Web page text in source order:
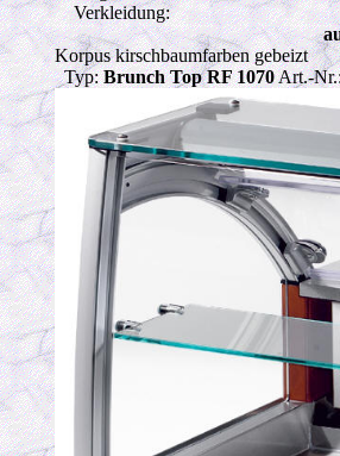
Verkleidung:
Korpus kirschbaumfarben gebeizt
Typ:Brunch Top RF 1070Art.-